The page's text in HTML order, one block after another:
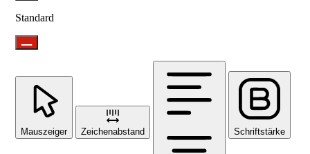
Standard
Mauszeiger Zeichenabstand Schriftstärke